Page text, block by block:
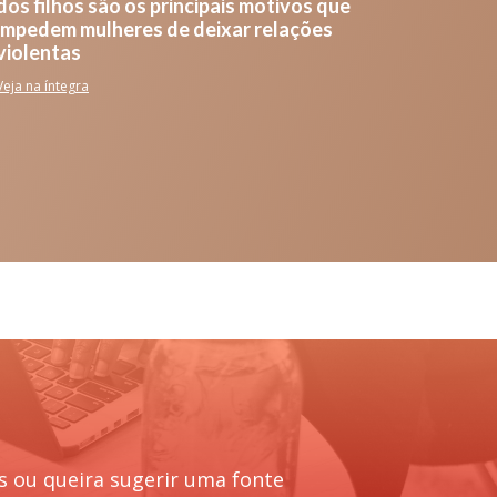
filhos são os principais motivos que
mulheres de deixar relações
na íntegra
ou queira sugerir uma fonte